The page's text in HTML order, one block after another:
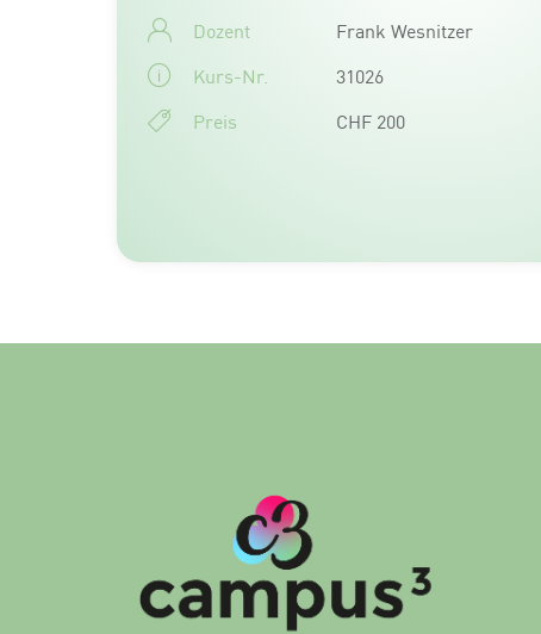
Dozent
Frank Wesnitzer
Kurs-Nr.
31026
Preis
CHF 200